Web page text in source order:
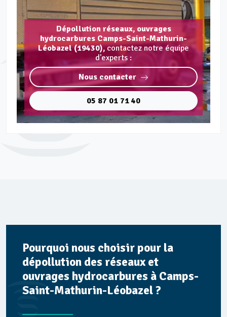
Dépollution réseaux, ouvrages
hydrocarbures Camps-Saint-Mathurin-
Léobazel (19430),contactez notre équipe
d'experts :
Nous contacter
05 87 01 71 40
Pourquoi nous choisir pour la
dépollution des réseaux et
ouvrages hydrocarbures à Camps-
Saint-Mathurin-Léobazel ?